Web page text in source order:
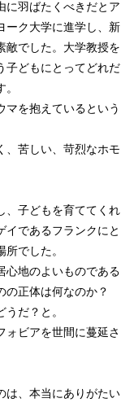
に羽ばたくべきだとア
ーク大学に進学し、新
敵でした。大学教授を
子どもにとってどれだ
を抱えているという
苦しい、苛烈なホモ
、子どもを育ててくれ
イであるフランクにと
でした。
地のよいものである
の正体は何なのか？
だ？と。
ビアを世間に蔓延さ
は、本当にありがたい